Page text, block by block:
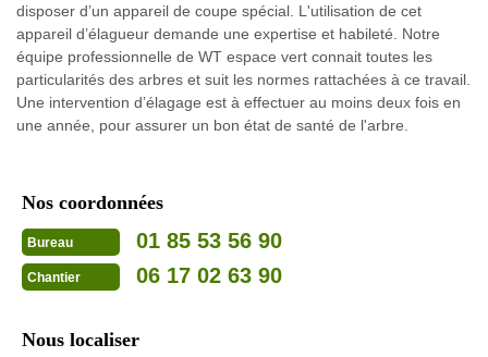
disposer d’un appareil de coupe spécial. L'utilisation de cet
appareil d’élagueur demande une expertise et habileté. Notre
équipe professionnelle de WT espace vert connait toutes les
particularités des arbres et suit les normes rattachées à ce travail.
Une intervention d’élagage est à effectuer au moins deux fois en
une année, pour assurer un bon état de santé de l'arbre.
Nos coordonnées
Bureau 01 85 53 56 90
Chantier 06 17 02 63 90
Nous localiser